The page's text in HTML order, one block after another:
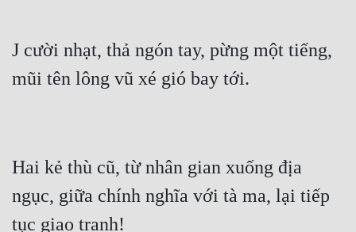
J cười nhạt, thả ngón tay, pừng một tiếng,
Hai kẻ thù cũ, từ nhân gian xuống địa
ngục, giữa chính nghĩa với tà ma, lại tiếp